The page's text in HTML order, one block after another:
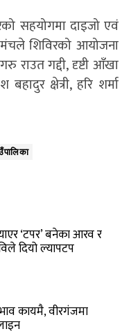
सहयोगमा दाइजो एवं
शिविरको आयोजना
राउत गद्दी, दृष्टी आँखा
क्षेत्री, हरि शर्मा
‘टपर’ बनेका आरव र
दियो ल्यापटप
कायमै, वीरगंजमा